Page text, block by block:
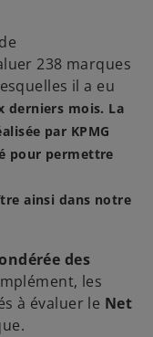
238 marques
il a eu
derniers mois. La
par KPMG
pour permettre
ainsi dans notre
des
les
à évaluer le Net